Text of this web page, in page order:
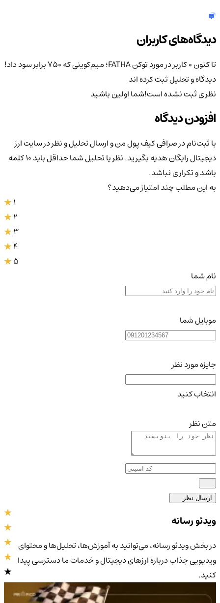
دیدگاه‌های کاربران
تا کنون 0 کاربر در مورد
توکن FATHA؛ میم‌کوینی که 750 برابر سود داد!
دیدگاه و تحلیل ثبت کرده اند
نظری ثبت نشده است!شما اولین باشید
افزودن دیدگاه
با ثبت‌نام در صرافی کیف پول من و ارسال تحلیل و نظر در سایت ارز
دیجیتال رایگان هدیه بگیرید. نظر یا تحلیل شما حداقل باید ۱۰ کلمه
باشد و تکراری نباشد.
به این مطلب چند امتیاز می‌دهید؟
3
4
5
نام شما
موبایل شما
جایزه مورد نظر
انتخاب کنید
متن نظر
ارسال نظر
4.9/5
ویدئو رسانه
در بخش ویدئو رسانه، می‌توانید به آموزش‌ها، تحلیل‌ها و محتوای
ویدیویی جذاب درباره ارزهای دیجیتال و خدمات ما دسترسی پیدا
کنید.